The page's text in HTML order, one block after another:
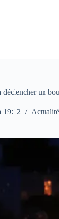
un
19:12